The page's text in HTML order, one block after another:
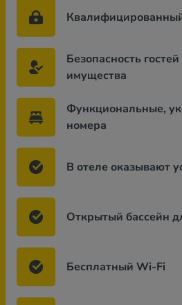
Безопасность
имущества
Функциональные,
номера
В отеле оказывают
Открытый бассейн
Бесплатный Wi-Fi